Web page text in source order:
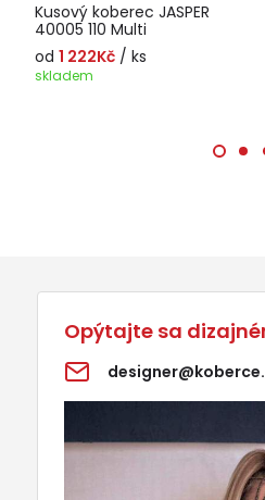
Kusový koberec JASPER
40005 110 Multi
od 1 222Kč / ks
skladem
Opýtajte sa